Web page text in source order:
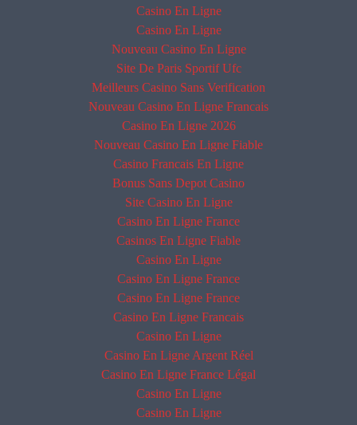
Casino En Ligne
Casino En Ligne
Nouveau Casino En Ligne
Site De Paris Sportif Ufc
Meilleurs Casino Sans Verification
Nouveau Casino En Ligne Francais
Casino En Ligne 2026
Nouveau Casino En Ligne Fiable
Casino Francais En Ligne
Bonus Sans Depot Casino
Site Casino En Ligne
Casino En Ligne France
Casinos En Ligne Fiable
Casino En Ligne
Casino En Ligne France
Casino En Ligne France
Casino En Ligne Francais
Casino En Ligne
Casino En Ligne Argent Réel
Casino En Ligne France Légal
Casino En Ligne
Casino En Ligne